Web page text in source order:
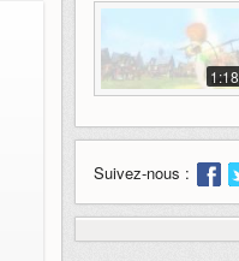
1:18
Suivez-nous :